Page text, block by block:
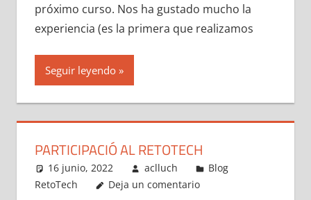
próximo curso. Nos ha gustado mucho la
experiencia (es la primera que realizamos
Seguir leyendo
PARTICIPACIÓ AL RETOTECH
16 junio, 2022 aclluch
Blog
RetoTech
Deja un comentario